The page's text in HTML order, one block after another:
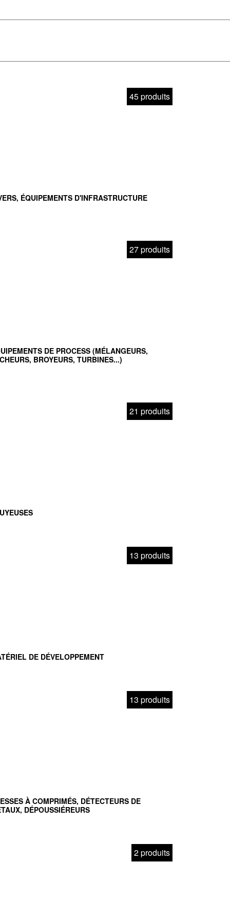
45 produits
ÉQUIPEMENTS D'INFRASTRUCTURE
27 produits
DE PROCESS (MÉLANGEURS,
BROYEURS, TURBINES...)
21 produits
13 produits
DE DÉVELOPPEMENT
13 produits
À COMPRIMÉS, DÉTECTEURS DE
DÉPOUSSIÉREURS
2 produits